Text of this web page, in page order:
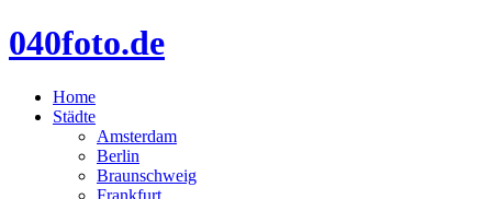
040foto.de
Home
Städte
Amsterdam
Berlin
Braunschweig
Frankfurt